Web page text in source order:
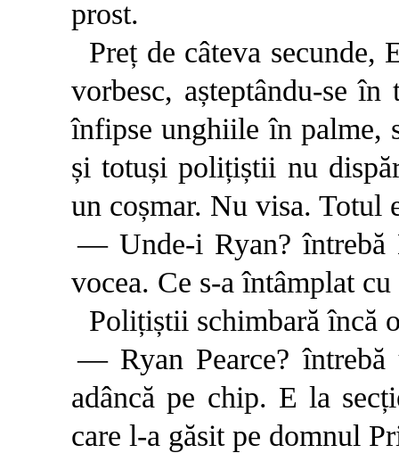
prost.
Preț de câteva
vorbesc, așteptându-se
înfipse unghiile în palme,
și totuși polițiștii nu
un coșmar. Nu visa. Totul
— Unde-i Ryan? întrebă
vocea. Ce s-a întâmplat cu
Polițiștii schimbară încă
— Ryan Pearce?
adâncă pe chip. E la
care l-a găsit pe domnul